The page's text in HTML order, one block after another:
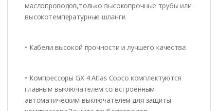
маслопроводов,только высокопрочные трубы или
высокотемпературные шланги.
• Кабели высокой прочности и лучшего качества
• Компрессоры GX 4 Atlas Copco комплектуются
главным выключателем со встроенным
автоматическим выключателем для защиты